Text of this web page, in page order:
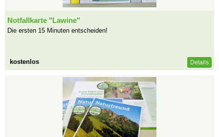
Notfallkarte "Lawine"
Die ersten 15 Minuten entscheiden!
kostenlos Details